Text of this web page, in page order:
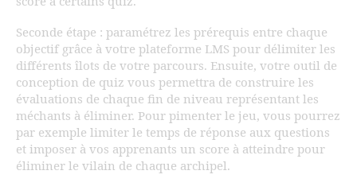
Seconde étape : paramétrez les prérequis entre chaque
objectif grâce à votre plateforme LMS pour délimiter les
différents îlots de votre parcours. Ensuite, votre outil de
conception de quiz vous permettra de construire les
évaluations de chaque fin de niveau représentant les
méchants à éliminer. Pour pimenter le jeu, vous pourrez
par exemple limiter le temps de réponse aux questions
et imposer à vos apprenants un score à atteindre pour
éliminer le vilain de chaque archipel.